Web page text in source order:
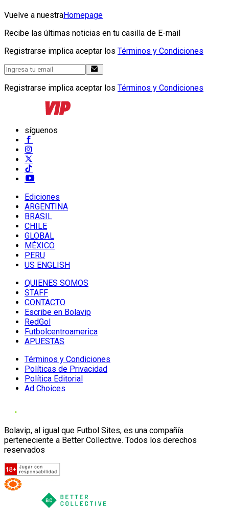
Vuelve a nuestraHomepage
Recibe las últimas noticias en tu casilla de E-mail
Registrarse implica aceptar los Términos y Condiciones
Registrarse implica aceptar los Términos y Condiciones
síguenos
Ediciones
ARGENTINA
BRASIL
CHILE
GLOBAL
MÉXICO
PERU
US ENGLISH
QUIENES SOMOS
STAFF
CONTACTO
Escribe en Bolavip
RedGol
Futbolcentroamerica
APUESTAS
Términos y Condiciones
Políticas de Privacidad
Política Editorial
Ad Choices
Bolavip, al igual que Futbol Sites, es una compañía
perteneciente a Better Collective. Todos los derechos
reservados